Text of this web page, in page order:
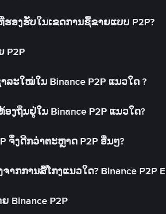
ອງຮັບໃນເຂດການຊື້ຂາຍແບບ P2P?
P2P
ະໃໝ່ໃນ Binance P2P ແນວໃດ ?
ງຖິ່ນຢູ່ໃນ Binance P2P ແນວໃດ?
ຈຶ່ງດີກວ່າຕະຫຼາດ P2P ອື່ນໆ?
ກການສໍ້ໂກງແນວໃດ? Binance P2P
Binance P2P